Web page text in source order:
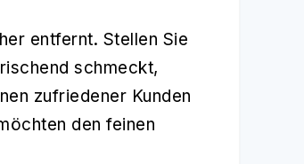
entfernt. Stellen Sie
schmeckt,
zufriedener Kunden
den feinen